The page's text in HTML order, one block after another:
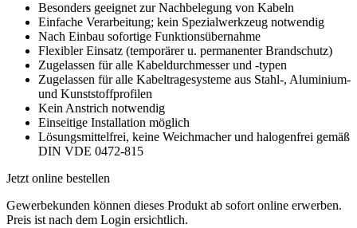
Besonders geeignet zur Nachbelegung von Kabeln
Einfache Verarbeitung; kein Spezialwerkzeug notwendig
Nach Einbau sofortige Funktionsübernahme
Flexibler Einsatz (temporärer u. permanenter Brandschutz)
Zugelassen für alle Kabeldurchmesser und -typen
Zugelassen für alle Kabeltragesysteme aus Stahl-, Aluminium-
und Kunststoffprofilen
Kein Anstrich notwendig
Einseitige Installation möglich
Lösungsmittelfrei, keine Weichmacher und halogenfrei gemäß
DIN VDE 0472-815
Jetzt online bestellen
Gewerbekunden können dieses Produkt ab sofort online erwerben.
Preis ist nach dem Login ersichtlich.